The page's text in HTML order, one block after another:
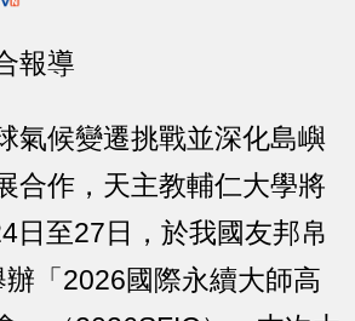
報導
氣候變遷挑戰並深化島嶼
合作，天主教輔仁大學將
日至27日，於我國友邦帛
「2026國際永續大師高